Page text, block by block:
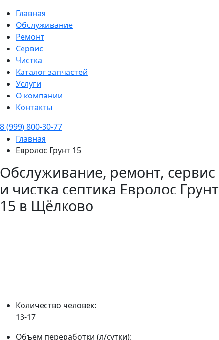
Главная
Обслуживание
Ремонт
Сервис
Чистка
Каталог запчастей
Услуги
О компании
Контакты
8 (999) 800-30-77
Главная
Евролос Грунт 15
Обслуживание, ремонт, сервис
и чистка септика Евролос Грунт
15 в Щёлково
Количество человек:
13-17
Объем переработки (л/сутки):